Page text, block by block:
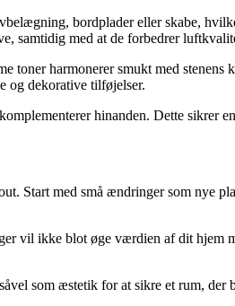
bordplader eller skabe,
samtidig med at de forbedrer
harmonerer smukt med stenens
og dekorative tilføjelser.
hinanden. Dette sikrer
Start med små ændringer som nye
vil ikke blot øge værdien af dit hjem
som æstetik for at sikre et rum, der